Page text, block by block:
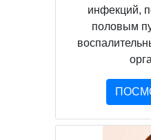
инфекций,
половым